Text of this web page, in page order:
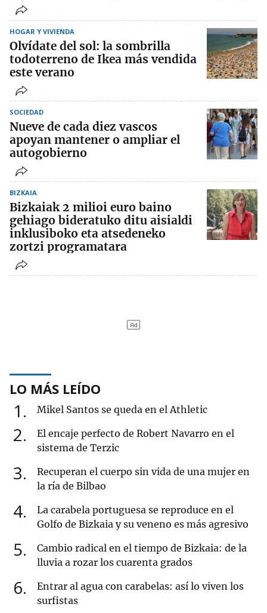
HOGAR Y VIVIENDA
Olvídate del sol: la sombrilla
todoterreno de Ikea más vendida
este verano
SOCIEDAD
Nueve de cada diez vascos
apoyan mantener o ampliar el
autogobierno
BIZKAIA
Bizkaiak 2 milioi euro baino
gehiago bideratuko ditu aisialdi
inklusiboko eta atsedeneko
zortzi programatara
LO MÁS LEÍDO
1 Mikel Santos se queda en el Athletic
2
El encaje perfecto de Robert Navarro en el
sistema de Terzic
3
Recuperan el cuerpo sin vida de una mujer en
la ría de Bilbao
4
La carabela portuguesa se reproduce en el
Golfo de Bizkaia y su veneno es más agresivo
5
Cambio radical en el tiempo de Bizkaia: de la
lluvia a rozar los cuarenta grados
6
Entrar al agua con carabelas: así lo viven los
surfistas